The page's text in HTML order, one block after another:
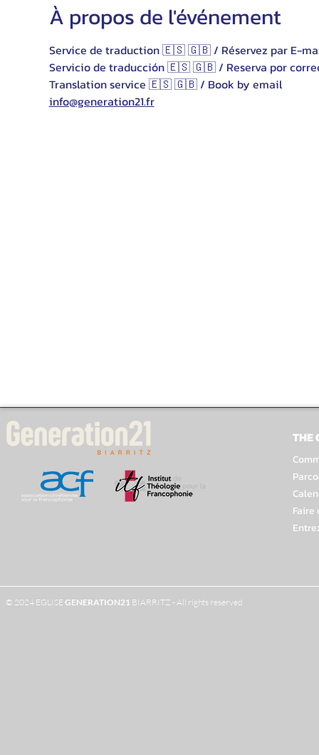
À propos de l'événement
Service de traduction 🇪🇸 🇬🇧 / Réservez par E-
Servicio de traducción 🇪🇸 🇬🇧 / Reserva por
Translation service 🇪🇸 🇬🇧 / Book by email
info@generation21.fr
THE
Faire
© 2024 EGLISE GENERATION21 BIARRITZ - All rights reserved